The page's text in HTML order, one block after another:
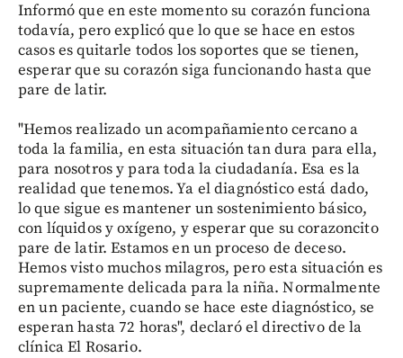
Informó que en este momento su corazón funciona
todavía, pero explicó que lo que se hace en estos
casos es quitarle todos los soportes que se tienen,
esperar que su corazón siga funcionando hasta que
pare de latir.
"Hemos realizado un acompañamiento cercano a
toda la familia, en esta situación tan dura para ella,
para nosotros y para toda la ciudadanía. Esa es la
realidad que tenemos. Ya el diagnóstico está dado,
lo que sigue es mantener un sostenimiento básico,
con líquidos y oxígeno, y esperar que su corazoncito
pare de latir. Estamos en un proceso de deceso.
Hemos visto muchos milagros, pero esta situación es
supremamente delicada para la niña. Normalmente
en un paciente, cuando se hace este diagnóstico, se
esperan hasta 72 horas", declaró el directivo de la
clínica El Rosario.